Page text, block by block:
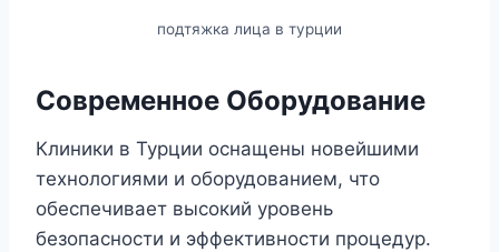
подтяжка лица в турции
Современное Оборудование
Клиники в Турции оснащены новейшими
технологиями и оборудованием, что
обеспечивает высокий уровень
безопасности и эффективности процедур.